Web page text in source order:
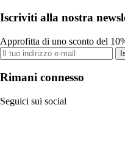
Iscriviti alla nostra
Approfitta di uno sconto del
Rimani connesso
Seguici sui social